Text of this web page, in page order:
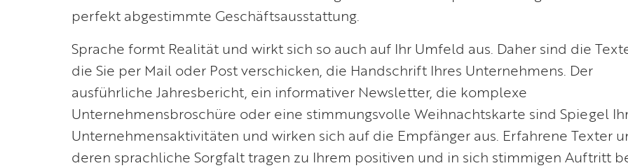
perfekt abgestimmte Geschäftsausstattung.
Sprache formt Realität und wirkt sich so auch auf Ihr Umfeld aus. Daher sind die
die Sie per Mail oder Post verschicken, die Handschrift Ihres Unternehmens. Der
ausführliche Jahresbericht, ein informativer Newsletter, die komplexe
Unternehmensbroschüre oder eine stimmungsvolle Weihnachtskarte sind Spiegel
Unternehmensaktivitäten und wirken sich auf die Empfänger aus. Erfahrene Texter
deren sprachliche Sorgfalt tragen zu Ihrem positiven und in sich stimmigen Auftritt